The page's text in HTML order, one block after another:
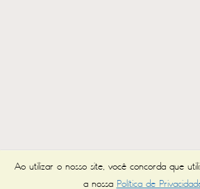
Ao utilizar o nosso site, você concorda que
a nossa Política de